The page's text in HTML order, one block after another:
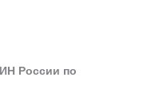
России по